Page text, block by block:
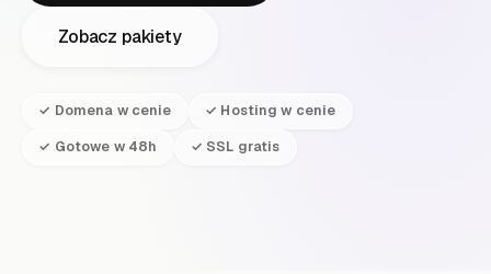
Zobacz pakiety
✓ Domena w cenie
✓ Hosting w cenie
✓ Gotowe w 48h
✓ SSL gratis